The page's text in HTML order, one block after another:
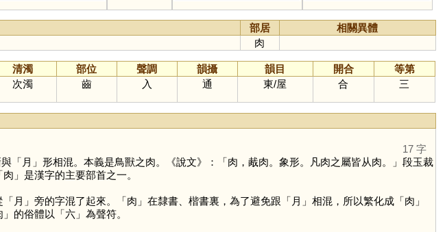
部居
相關異體
肉
清濁 部位 聲調 韻攝 韻目 開合
等第
次濁 齒 入 通 東/屋 合 三
17 字
「月 」形相混。本義是鳥獸之肉。《說文》：「肉，胾肉。象形。凡肉之屬皆从肉。」段玉裁
肉 」是漢字的主要部首之一。
「月 」旁的字混了起來。「肉 」在隸書、楷書裏，為了避免跟「月 」相混，所以繁化成「肉 」
」的俗體以「六」為聲符。